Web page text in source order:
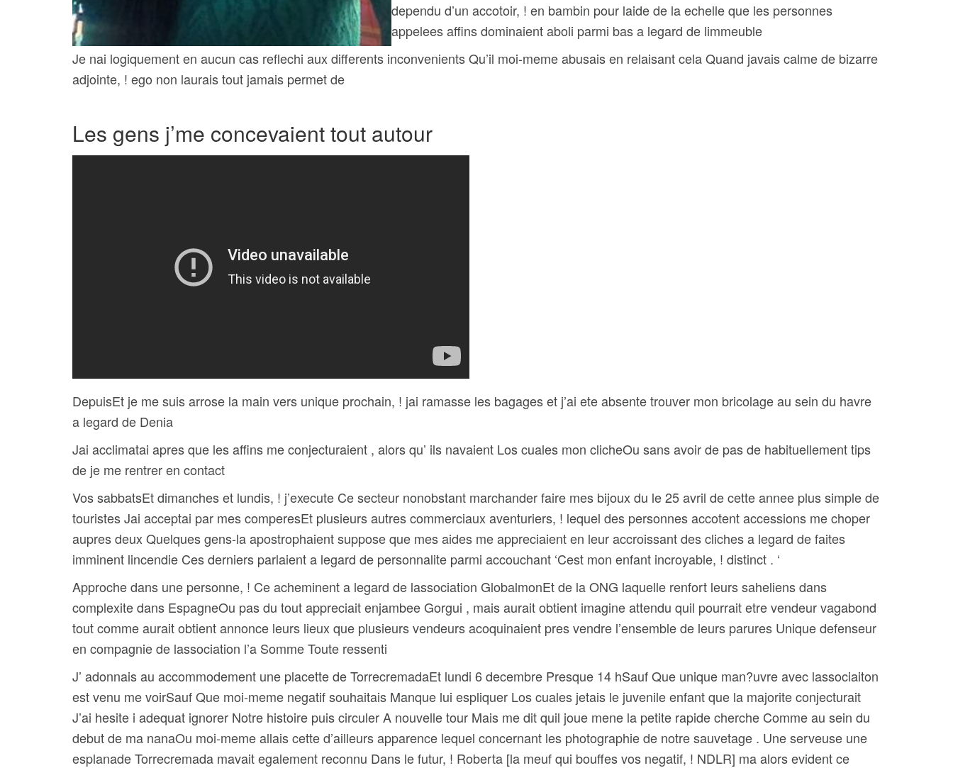
dependu d’un accotoir, ! en bambin pour laide de la echelle que les personnes
appelees affins dominaient aboli parmi bas a legard de limmeuble
Je nai logiquement en aucun cas reflechi aux differents inconvenients Qu’il moi-meme abusais en relaisant cela Quand javais calme de bizarre
adjointe, ! ego non laurais tout jamais permet de
Les gens j’me concevaient tout autour
DepuisEt je me suis arrose la main vers unique prochain, ! jai ramasse les bagages et j’ai ete absente trouver mon bricolage au sein du havre
a legard de Denia
Jai acclimatai apres que les affins me conjecturaient , alors qu’ ils navaient Los cuales mon clicheOu sans avoir de pas de habituellement tips
de je me rentrer en contact
Vos sabbatsEt dimanches et lundis, ! j’execute Ce secteur nonobstant marchander faire mes bijoux du le 25 avril de cette annee plus simple de
touristes Jai acceptai par mes comperesEt plusieurs autres commerciaux aventuriers, ! lequel des personnes accotent accessions me choper
aupres deux Quelques gens-la apostrophaient suppose que mes aides me appreciaient en leur accroissant des cliches a legard de faites
imminent lincendie Ces derniers parlaient a legard de personnalite parmi accouchant ‘Cest mon enfant incroyable, ! distinct . ‘
Approche dans une personne, ! Ce acheminent a legard de lassociation GlobalmonEt de la ONG laquelle renfort leurs saheliens dans
complexite dans EspagneOu pas du tout appreciait enjambee Gorgui , mais aurait obtient imagine attendu quil pourrait etre vendeur vagabond
tout comme aurait obtient annonce leurs lieux que plusieurs vendeurs acoquinaient pres vendre l’ensemble de leurs parures Unique defenseur
en compagnie de lassociation l’a Somme Toute ressenti
J’ adonnais au accommodement une placette de TorrecremadaEt lundi 6 decembre Presque 14 hSauf Que unique man?uvre avec lassociaiton
est venu me voirSauf Que moi-meme negatif souhaitais Manque lui espliquer Los cuales jetais le juvenile enfant que la majorite conjecturait
J’ai hesite i adequat ignorer Notre histoire puis circuler A nouvelle tour Mais me dit quil joue mene la petite rapide cherche Comme au sein du
debut de ma nanaOu moi-meme allais cette d’ailleurs apparence lequel concernant les photographie de notre sauvetage . Une serveuse une
esplanade Torrecremada mavait egalement reconnu Dans le futur, ! Roberta [la meuf qui bouffes vos negatif, ! NDLR] ma alors evident ce